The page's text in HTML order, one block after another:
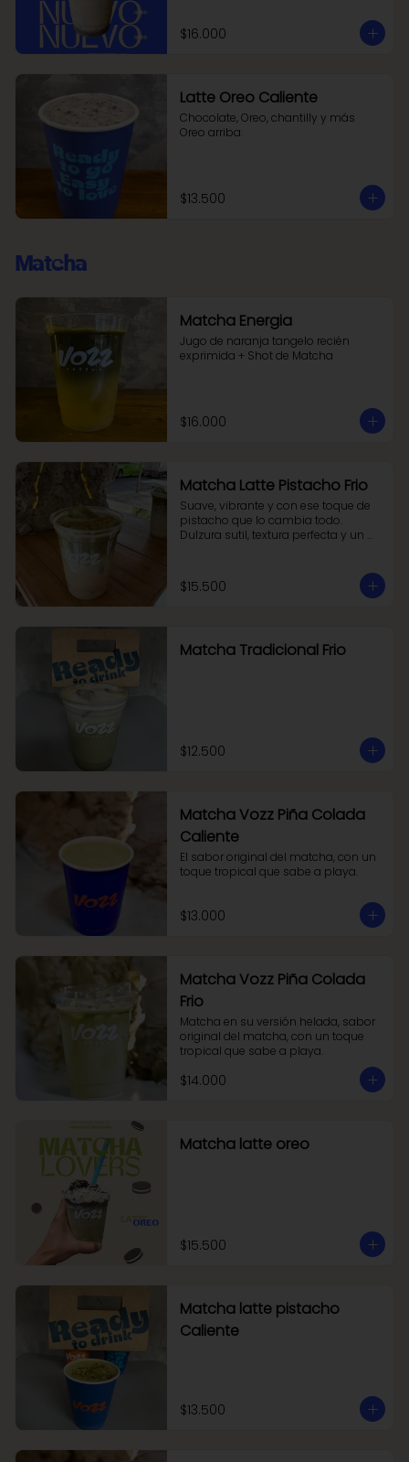
$16.000
Latte Oreo Caliente
Chocolate, Oreo, chantilly y más
Oreo arriba.
$13.500
Matcha
Matcha Energia
Jugo de naranja tangelo recién
exprimida + Shot de Matcha
$16.000
Matcha Latte Pistacho Frio
Suave, vibrante y con ese toque de
pistacho que lo cambia todo.
Dulzura sutil, textura perfecta y un
$15.500
Matcha Tradicional Frio
$12.500
Matcha Vozz Piña Colada
Caliente
El sabor original del matcha, con un
toque tropical que sabe a playa.
$13.000
Matcha Vozz Piña Colada
Frio
Matcha en su versión helada, sabor
original del matcha, con un toque
tropical que sabe a playa.
$14.000
Matcha latte oreo
$15.500
Matcha latte pistacho
Caliente
$13.500